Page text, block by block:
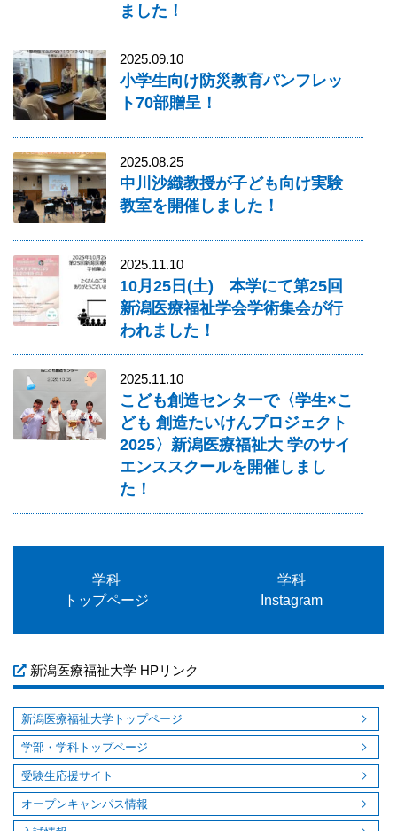
ました！
2025.09.10
小学生向け防災教育パンフレッ
ト70部贈呈！
2025.08.25
中川沙織教授が子ども向け実験
教室を開催しました！
2025.11.10
10月25日(土) 本学にて第25回
新潟医療福祉学会学術集会が行
われました！
2025.11.10
こども創造センターで〈学生×こ
ども 創造たいけんプロジェクト
2025〉新潟医療福祉大 学のサイ
エンススクールを開催しまし
た！
学科
トップページ
学科
Instagram
新潟医療福祉大学 HPリンク
新潟医療福祉大学トップページ
学部・学科トップページ
受験生応援サイト
オープンキャンパス情報